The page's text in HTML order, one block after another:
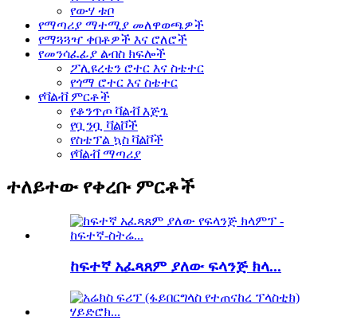
የውሃ ቱቦ
የማጣሪያ ማተሚያ መለዋወጫዎች
የማጓጓዣ ቀበቶዎች እና ሮለሮች
የመንሳፈፊያ ልብስ ክፍሎች
ፖሊዩረቴን ሮተር እና ስቴተር
የጎማ ሮተር እና ስቴተር
የቫልቭ ምርቶች
የቆንጥጦ ቫልቭ እጅጌ
የቧንቧ ቫልቮች
የስቴፕል ኳስ ቫልቮች
የቫልቭ ማጣሪያ
ተለይተው የቀረቡ ምርቶች
ከፍተኛ አፈጻጸም ያለው ፍላንጅ ክላ...